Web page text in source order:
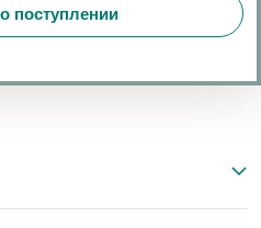
поступлении